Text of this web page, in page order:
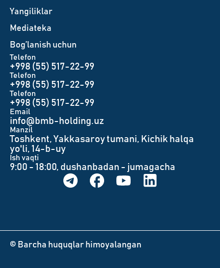
Yangiliklar
Mediateka
Bog’lanish uchun
Telefon
+998 (55) 517-22-99
Telefon
+998 (55) 517-22-99
Telefon
+998 (55) 517-22-99
Email
info@bmb-holding.uz​
Manzil
Toshkent, Yakkasaroy tumani, Kichik halqa
yo'li, 14-b-uy
Ish vaqti
9:00 - 18:00, dushanbadan - jumagacha
© Barcha huquqlar himoyalangan